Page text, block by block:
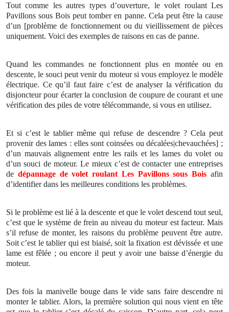
Tout comme les autres types d’ouverture, le volet roulant Les
Pavillons sous Bois peut tomber en panne. Cela peut être la cause
d’un [problème de fonctionnement ou du vieillissement de pièces
uniquement. Voici des exemples de raisons en cas de panne.
Quand les commandes ne fonctionnent plus en montée ou en
descente, le souci peut venir du moteur si vous employez le modèle
électrique. Ce qu’il faut faire c’est de analyser la vérification du
disjoncteur pour écarter la conclusion de coupure de courant et une
vérification des piles de votre télécommande, si vous en utilisez.
Et si c’est le tablier même qui refuse de descendre ? Cela peut
provenir des lames : elles sont coinsées ou décalées|chevauchées] ;
d’un mauvais alignement entre les rails et les lames du volet ou
d’un souci de moteur. Le mieux c’est de contacter une entreprises
de dépannage de volet roulant Les Pavillons sous Boisafin
d’identifier dans les meilleures conditions les problèmes.
Si le problème est lié à la descente et que le volet descend tout seul,
c’est que le système de frein au niveau du moteur est facteur. Mais
s’il refuse de monter, les raisons du problème peuvent être autre.
Soit c’est le tablier qui est biaisé, soit la fixation est dévissée et une
lame est fêlée ; ou encore il peut y avoir une baisse d’énergie du
moteur.
Des fois la manivelle bouge dans le vide sans faire descendre ni
monter le tablier. Alors, la première solution qui nous vient en tête